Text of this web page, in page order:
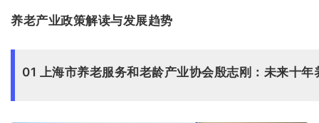
养老产业政策解读与发展趋势
01 上海市养老服务和老龄产业协会殷志刚：未来十年